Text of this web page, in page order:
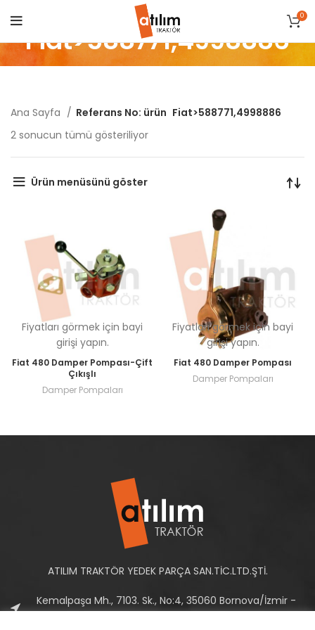
0
Fiat>588771,4998886
Ana Sayfa Referans No: ürün Fiat>588771,4998886
2 sonucun tümü gösteriliyorPopülerliğe
Ürün menüsünü göster
Fiyatları görmek için bayi
girişi yapın.
Fiat 480 Damper Pompası-Çift
Çıkışlı
Damper Pompaları
Fiyatları görmek için bayi
girişi yapın.
Fiat 480 Damper Pompası
Damper Pompaları
ATILIM TRAKTÖR YEDEK PARÇA SAN.TİC.LTD.ŞTİ.
Kemalpaşa Mh., 7103. Sk., No:4, 35060 Bornova/İzmir -